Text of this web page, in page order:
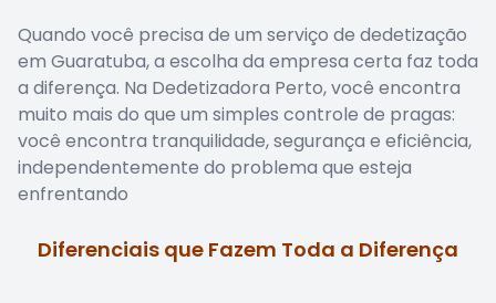
Quando você precisa de um serviço de dedetização
em Guaratuba, a escolha da empresa certa faz toda
a diferença. Na Dedetizadora Perto, você encontra
muito mais do que um simples controle de pragas:
você encontra tranquilidade, segurança e eficiência,
independentemente do problema que esteja
enfrentando
Diferenciais que Fazem Toda a Diferença